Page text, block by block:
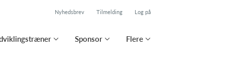
Nyhedsbrev Tilmelding Log på
Sponsor Flere